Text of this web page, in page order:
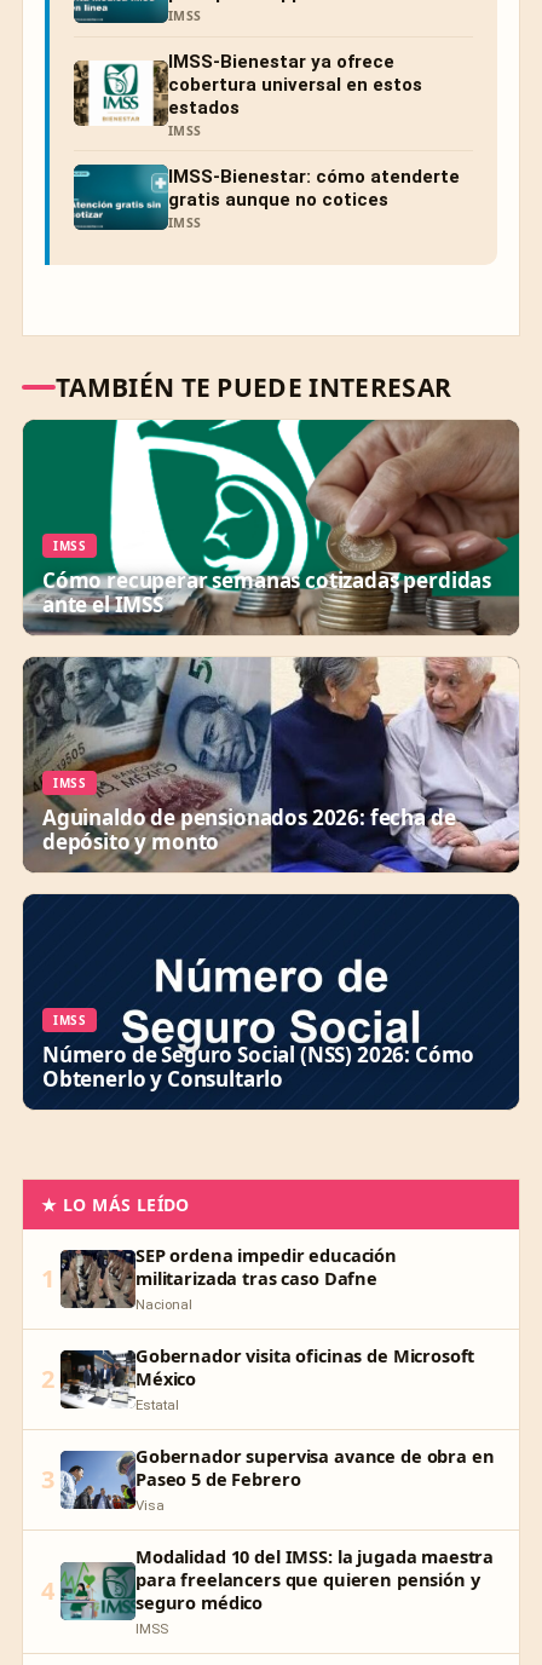
IMSS
IMSS-Bienestar ya ofrece
cobertura universal en estos
estados
IMSS
IMSS-Bienestar: cómo atenderte
gratis aunque no cotices
IMSS
TAMBIÉN TE PUEDE INTERESAR
IMSS
Cómo recuperar semanas cotizadas perdidas
ante el IMSS
IMSS
Aguinaldo de pensionados 2026: fecha de
depósito y monto
IMSS
Número de Seguro Social (NSS) 2026: Cómo
Obtenerlo y Consultarlo
★ LO MÁS LEÍDO
1
SEP ordena impedir educación
militarizada tras caso Dafne
Nacional
2
Gobernador visita oficinas de Microsoft
México
Estatal
3
Gobernador supervisa avance de obra en
Paseo 5 de Febrero
Visa
4
Modalidad 10 del IMSS: la jugada maestra
para freelancers que quieren pensión y
seguro médico
IMSS